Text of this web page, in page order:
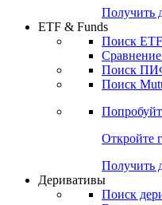
Откройте
Получить
ETF & Funds
Поиск
Сравнение
Поиск
Поиск
Откройте